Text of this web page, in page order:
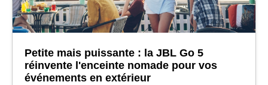
Petite mais puissante : la JBL Go 5
réinvente l'enceinte nomade pour vos
événements en extérieur